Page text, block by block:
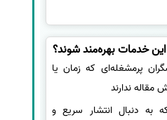
خدمات بهره‌مند شوند؟
پرمشغله‌ای که زمان یا
مقاله ندارند
به دنبال انتشار سریع و